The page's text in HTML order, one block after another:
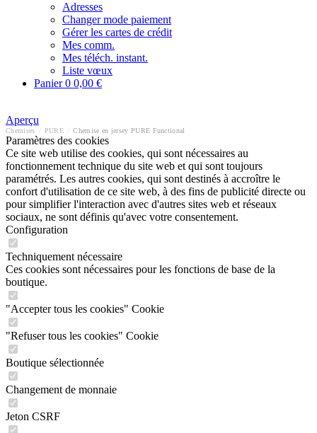
Adresses
Changer mode paiement
Gérer les cartes de crédit
Mes comm.
Mes téléch. instant.
Liste vœux
Panier0 0,00 €
Aperçu
Chemises PURE Chemise en jersey PURE Functional
Paramètres des cookies
Ce site web utilise des cookies, qui sont nécessaires au
fonctionnement technique du site web et qui sont toujours
paramétrés. Les autres cookies, qui sont destinés à accroître le
confort d'utilisation de ce site web, à des fins de publicité directe ou
pour simplifier l'interaction avec d'autres sites web et réseaux
sociaux, ne sont définis qu'avec votre consentement.
Configuration
Techniquement nécessaire
Ces cookies sont nécessaires pour les fonctions de base de la
boutique.
"Accepter tous les cookies" Cookie
"Refuser tous les cookies" Cookie
Boutique sélectionnée
Changement de monnaie
Jeton CSRF